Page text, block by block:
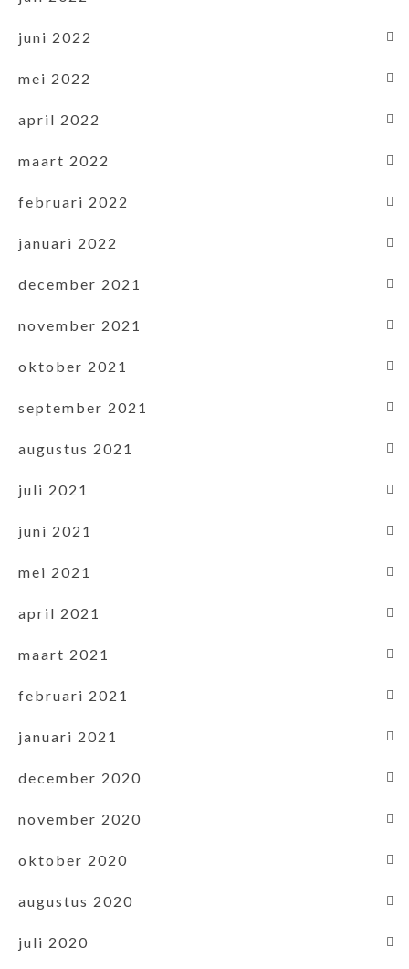
juni 2022
mei 2022
april 2022
maart 2022
februari 2022
januari 2022
december 2021
november 2021
oktober 2021
september 2021
augustus 2021
juli 2021
juni 2021
mei 2021
april 2021
maart 2021
februari 2021
januari 2021
december 2020
november 2020
oktober 2020
augustus 2020
juli 2020